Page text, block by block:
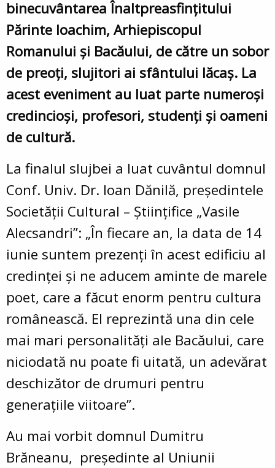
binecuvântarea Înaltpreasfinţitului
Părinte Ioachim, Arhiepiscopul
Romanului și Bacăului, de către un sobor
de preoți, slujitori ai sfântului lăcaş. La
acest eveniment au luat parte numeroşi
credincioşi, profesori, studenți și oameni
de cultură.
La finalul slujbei a luat cuvântul domnul
Conf. Univ. Dr. Ioan Dănilă, președintele
Societății Cultural – Științifice „Vasile
Alecsandri”: „În fiecare an, la data de 14
iunie suntem prezenți în acest edificiu al
credinței și ne aducem aminte de marele
poet, care a făcut enorm pentru cultura
românească. El reprezintă una din cele
mai mari personalități ale Bacăului, care
niciodată nu poate fi uitată, un adevărat
deschizător de drumuri pentru
generațiile viitoare”.
Au mai vorbit domnul Dumitru
Brăneanu, președinte al Uniunii